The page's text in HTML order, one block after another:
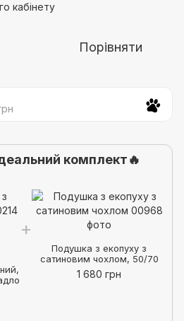
кабінету
Порівняти
комплект🔥
Подушка з екопуху з
сатиновим чохлом, 50/70
1 680 грн